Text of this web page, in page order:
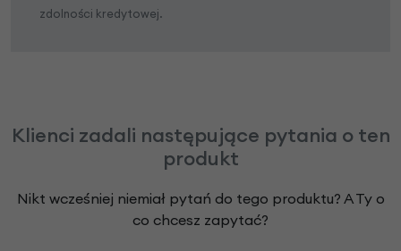
zdolności kredytowej.
Klienci zadali następujące pytania o ten
produkt
Nikt wcześniej niemiał pytań do tego produktu? A Ty o
co chcesz zapytać?